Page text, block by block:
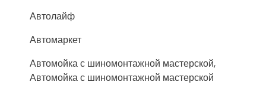
Автолайф
Автомаркет
Автомойка с шиномонтажной мастерской,
Автомойка с шиномонтажной мастерской